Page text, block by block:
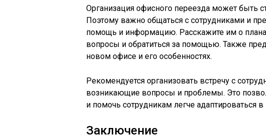
Организация офисного переезда может быть
Поэтому важно общаться с сотрудниками и
помощь и информацию. Расскажите им о
вопросы и обратиться за помощью. Также
новом офисе и его особенностях.
Рекомендуется организовать встречу с
возникающие вопросы и проблемы. Это
и помочь сотрудникам легче адаптироваться
Заключение